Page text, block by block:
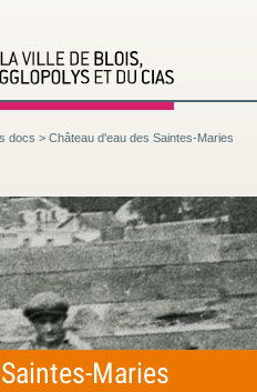
docs > Château d'eau des Saintes-Maries
Maries